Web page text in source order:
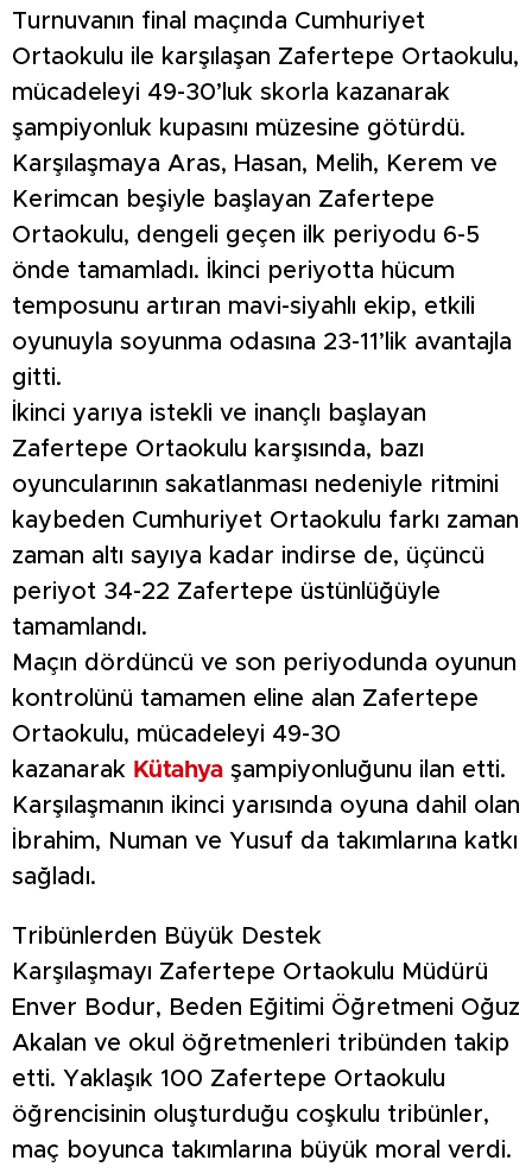
Turnuvanın final maçında Cumhuriyet
Ortaokulu ile karşılaşan Zafertepe Ortaokulu,
mücadeleyi 49-30’luk skorla kazanarak
şampiyonluk kupasını müzesine götürdü.
Karşılaşmaya Aras, Hasan, Melih, Kerem ve
Kerimcan beşiyle başlayan Zafertepe
Ortaokulu, dengeli geçen ilk periyodu 6-5
önde tamamladı. İkinci periyotta hücum
temposunu artıran mavi-siyahlı ekip, etkili
oyunuyla soyunma odasına 23-11’lik avantajla
gitti.
İkinci yarıya istekli ve inançlı başlayan
Zafertepe Ortaokulu karşısında, bazı
oyuncularının sakatlanması nedeniyle ritmini
kaybeden Cumhuriyet Ortaokulu farkı zaman
zaman altı sayıya kadar indirse de, üçüncü
periyot 34-22 Zafertepe üstünlüğüyle
tamamlandı.
Maçın dördüncü ve son periyodunda oyunun
kontrolünü tamamen eline alan Zafertepe
Ortaokulu, mücadeleyi 49-30
kazanarak Kütahya şampiyonluğunu ilan etti.
Karşılaşmanın ikinci yarısında oyuna dahil olan
İbrahim, Numan ve Yusuf da takımlarına katkı
sağladı.
Tribünlerden Büyük Destek
Karşılaşmayı Zafertepe Ortaokulu Müdürü
Enver Bodur, Beden Eğitimi Öğretmeni Oğuz
Akalan ve okul öğretmenleri tribünden takip
etti. Yaklaşık 100 Zafertepe Ortaokulu
öğrencisinin oluşturduğu coşkulu tribünler,
maç boyunca takımlarına büyük moral verdi.